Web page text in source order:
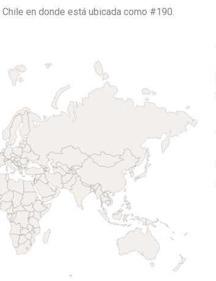
Chile en donde está ubicada como #190.